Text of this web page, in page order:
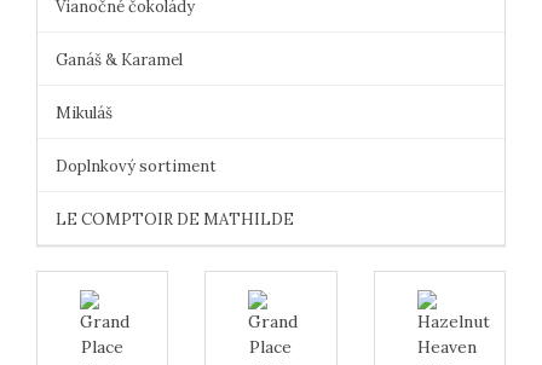
Vianočné čokolády
Ganáš & Karamel
Mikuláš
Doplnkový sortiment
LE COMPTOIR DE MATHILDE